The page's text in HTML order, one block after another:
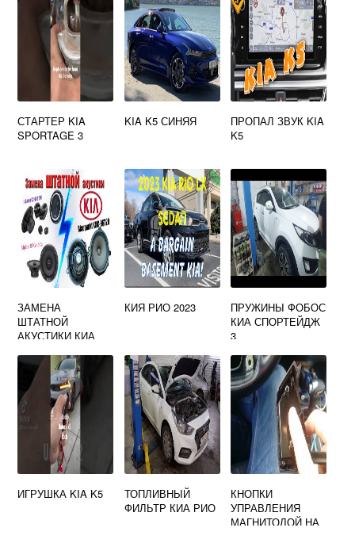
СТАРТЕР KIA
SPORTAGE 3
KIA K5 СИНЯЯ
ПРОПАЛ ЗВУК KIA
K5
ЗАМЕНА
ШТАТНОЙ
АКУСТИКИ КИА
КИЯ РИО 2023
ПРУЖИНЫ ФОБОС
КИА СПОРТЕЙДЖ
3
ИГРУШКА KIA K5
ТОПЛИВНЫЙ
ФИЛЬТР КИА РИО
КНОПКИ
УПРАВЛЕНИЯ
МАГНИТОЛОЙ НА